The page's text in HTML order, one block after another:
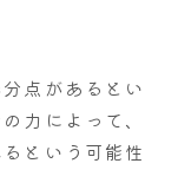
点があるとい
力によって、
という可能性